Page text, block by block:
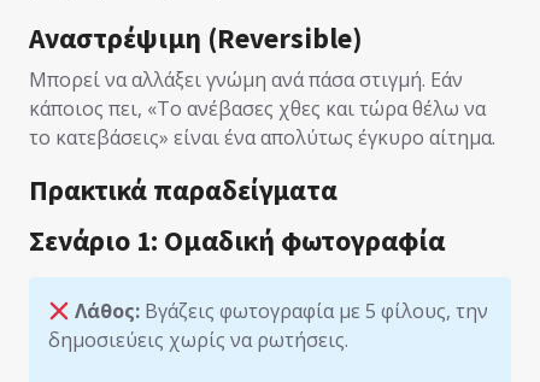
Αναστρέψιμη (Reversible)
Μπορεί να αλλάξει γνώμη ανά πάσα στιγμή. Εάν
κάποιος πει, «Το ανέβασες χθες και τώρα θέλω να
το κατεβάσεις» είναι ένα απολύτως έγκυρο αίτημα.
Πρακτικά παραδείγματα
Σενάριο 1: Ομαδική φωτογραφία
Λάθος: Βγάζεις φωτογραφία με 5 φίλους, την
δημοσιεύεις χωρίς να ρωτήσεις.